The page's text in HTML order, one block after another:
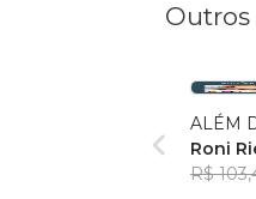
ALÉM
Roni
R$